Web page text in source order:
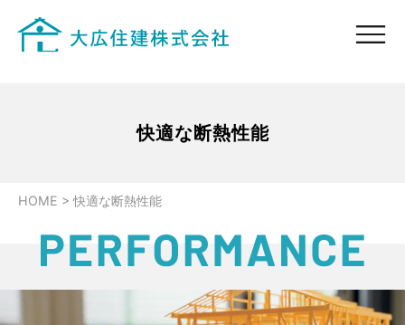
快適な断熱性能
HOME >快適な断熱性能